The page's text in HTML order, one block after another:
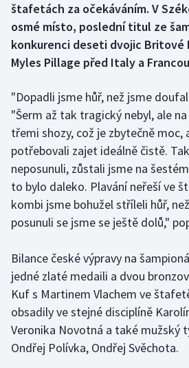
Curling
Dostihy
Florbal
Golf
Gymnastika
Házená
Jezdectví
Judo
Krasobruslení
Lezení
štafetách za očekáváním. V
osmé místo, poslední titul ze
konkurenci deseti dvojic Britové
Myles Pillage před Italy a
"Dopadli jsme hůř, než jsme
"Šerm až tak tragický nebyl, ale
třemi shozy, což je zbytečně
potřebovali zajet ideálně čistě.
neposunuli, zůstali jsme na
to bylo daleko. Plavání neřeší ve
kombi jsme bohužel stříleli hůř,
posunuli se jsme se ještě dolů,"
Bilance české výpravy na
jedné zlaté medaili a dvou
Kuf s Martinem Vlachem ve
obsadily ve stejné disciplíně
Veronika Novotná a také mužský
Ondřej Polívka, Ondřej Svěchota.